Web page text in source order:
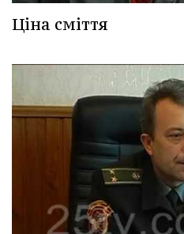
Ціна сміття